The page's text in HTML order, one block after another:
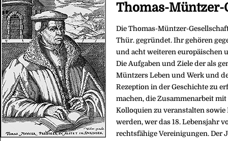
Thomas-Müntzer-
Die Thomas-Müntzer-
Thür. gegründet. Ihr gehören
und acht weiteren europäischen
Die Aufgaben und Ziele der als
Müntzers Leben und Werk und
Rezeption in der Geschichte zu
machen, die Zusammenarbeit
Kolloquien zu veranstalten
werden, wer das 18. Lebensjahr
rechtsfähige Vereinigungen. Der